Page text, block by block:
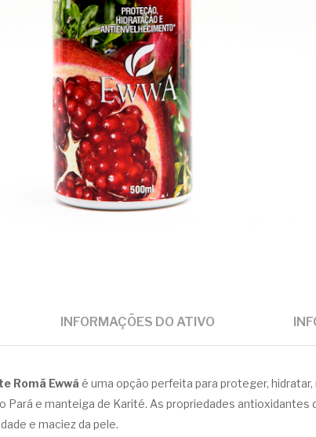
INFORMAÇÕES DO ATIVO
Romã Ewwá é uma opção perfeita para proteger,
Pará e manteiga de Karité. As propriedades
e maciez da pele.